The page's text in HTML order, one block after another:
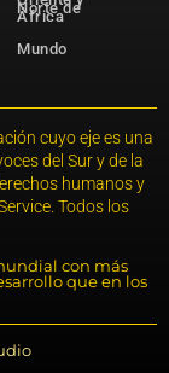
Norte de
África
Mundo
cuyo eje es una
del Sur y de la
humanos y
Todos los
con más
que en los